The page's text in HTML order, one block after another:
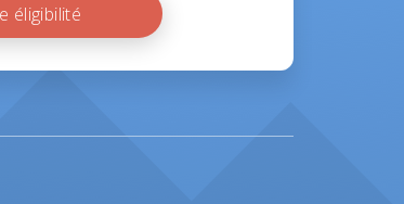
Vérifier votre éligibilité